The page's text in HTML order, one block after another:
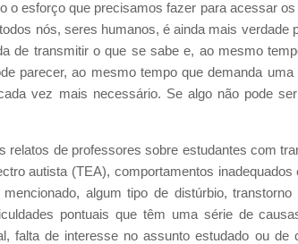
esforço que precisamos fazer para acessar
nós, seres humanos, é ainda mais verdade
de transmitir o que se sabe e, ao mesmo
parecer, ao mesmo tempo que demanda uma
vez mais necessário. Se algo não pode
de professores sobre estudantes com
autista (TEA), comportamentos inadequados
algum tipo de distúrbio, transtorno
pontuais que têm uma série de
falta de interesse no assunto estudado ou de